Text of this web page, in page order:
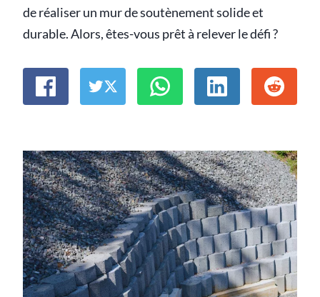
de réaliser un mur de soutènement solide et
durable. Alors, êtes-vous prêt à relever le défi ?